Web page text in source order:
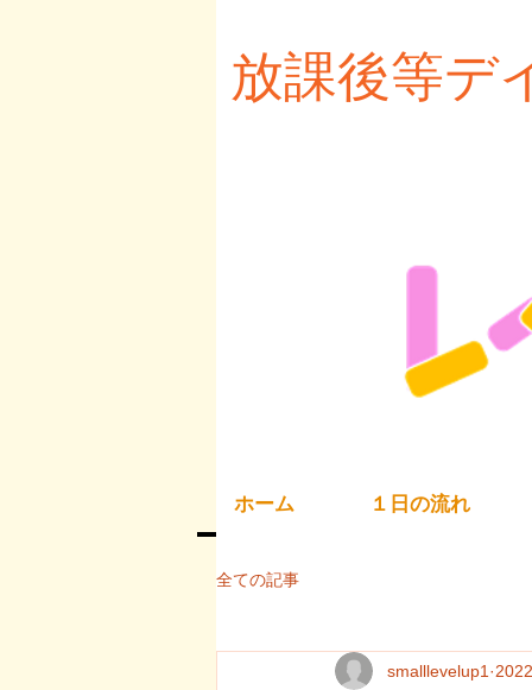
放課後等デ
ホーム １日の流れ
全ての記事
smalllevelup1